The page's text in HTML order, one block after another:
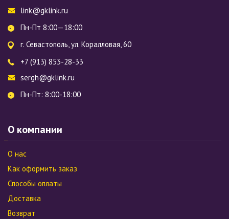
link@gklink.ru
Пн-Пт 8:00—18:00
г. Севастополь, ул. Коралловая, 60
+7 (913) 853-28-33
sergh@gklink.ru
Пн-Пт: 8:00-18:00
О компании
О нас
Как оформить заказ
Способы оплаты
Доставка
Возврат